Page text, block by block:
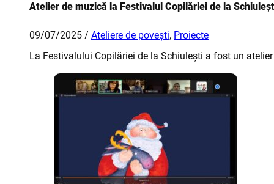
Atelier de muzică la Festivalul Copilăriei de la
09/07/2025 / Ateliere de povești, Proiecte
La Festivalului Copilăriei de la Schiulești a fost un